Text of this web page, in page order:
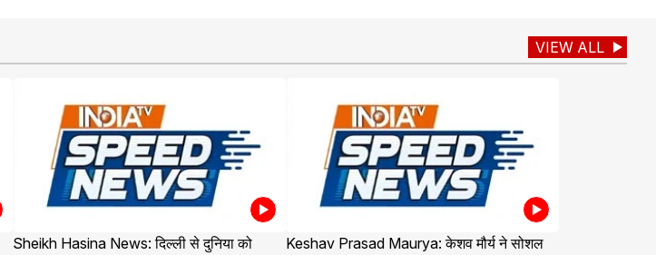
VIEW ALL
Sheikh Hasina News: दिल्ली से दुनिया को
Keshav Prasad Maurya: केशव मौर्य ने सोशल